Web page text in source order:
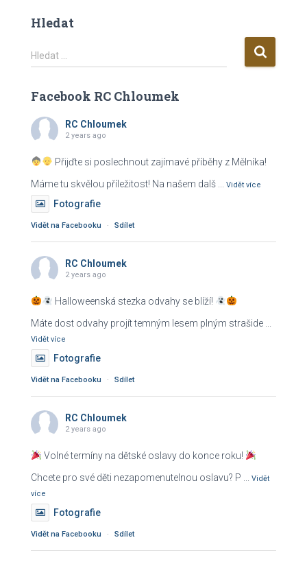
Hledat
V
y
l
d
á
v
n
Hledat …
Facebook RC Chloumek
RC Chloumek
2 years ago
Přijďte si poslechnout zajímavé příběhy z Mělníka!
Máme tu skvělou příležitost! Na našem dalš
Vidět více
Fotografie
Vidět na Facebooku · Sdílet
RC Chloumek
2 years ago
Halloweenská stezka odvahy se blíží!
Máte dost odvahy projít temným lesem plným strašide
Vidět více
Fotografie
Vidět na Facebooku · Sdílet
RC Chloumek
2 years ago
Volné termíny na dětské oslavy do konce roku!
Chcete pro své děti nezapomenutelnou oslavu? P
Vidět
více
Fotografie
Vidět na Facebooku · Sdílet